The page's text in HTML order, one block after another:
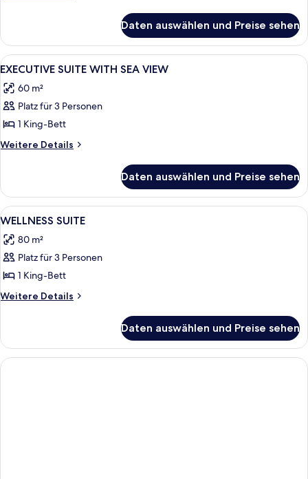
SUITE
Daten auswählen und Preise sehen
Alle
Fotos
für
EXECUTIVE
SUITE
WITH
anzeigen
Ein Hotelzimmer mit einem großen
8
EXECUTIVE SUITE WITH SEA VIEW
60 m²
Platz für 3 Personen
1 King-Bett
Weitere Details
Weitere
SUITE
WITH
SEA
Daten auswählen und Preise sehen
Alle
Fotos
für
WELLNESS
SUITE
anzeigen
8
WELLNESS SUITE
80 m²
Platz für 3 Personen
1 King-Bett
Weitere Details
Weitere
SUITE
Daten auswählen und Preise sehen